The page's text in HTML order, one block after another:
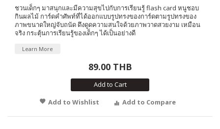
ชวนเด็กๆ มาสนุกและมีความสุขไปกับการเรียนรู้ flash card หนูชอบ
กินผลไม้ การ์ดคำศัพท์ที่ได้ออกแบบรูปทรงของการ์ดตามรูปทรงของ
ภาพขนาดใหญ่จับถนัด ดึงดูดความสนใจด้วยภาพวาดสวยงาม เหมือน
จริง กระตุ้นการเรียนรู้ของเด็กๆ ได้เป็นอย่างดี
Learn More
89.00 THB
Add to Cart
Add to Wishlist
Add to Compare